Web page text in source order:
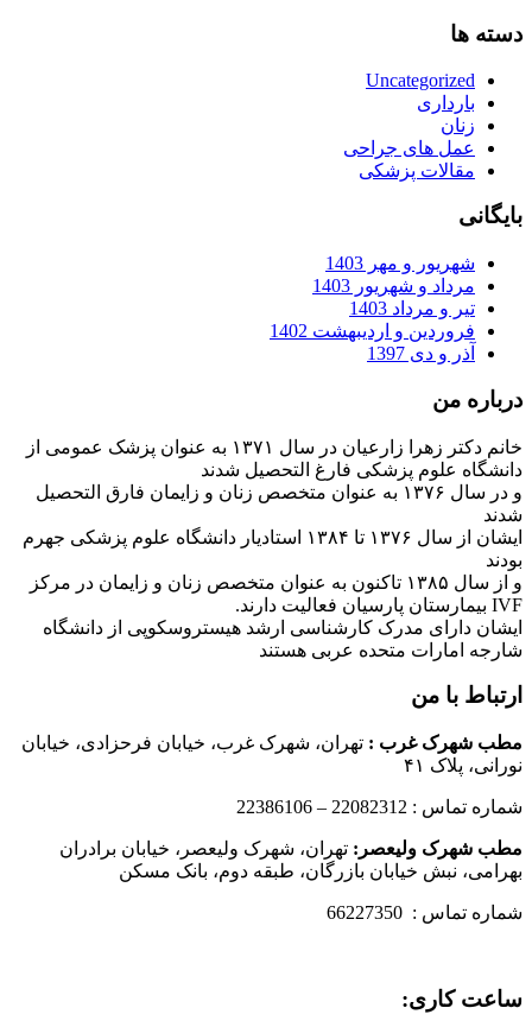
دسته ها
Uncategorized
بارداری
زنان
عمل های جراحی
مقالات پزشکی
بایگانی
شهریور و مهر 1403
مرداد و شهریور 1403
تیر و مرداد 1403
فروردین و اردیبهشت 1402
آذر و دی 1397
درباره من
خانم دکتر زهرا زارعیان در سال ۱۳۷۱ به عنوان پزشک عمومی از
دانشگاه علوم پزشکی فارغ التحصیل شدند
و در سال ۱۳۷۶ به عنوان متخصص زنان و زایمان فارق التحصیل
شدند
ایشان از سال ۱۳۷۶ تا ۱۳۸۴ استادیار دانشگاه علوم پزشکی جهرم
بودند
و از سال ۱۳۸۵ تاکنون به عنوان متخصص زنان و زایمان در مرکز
IVF بیمارستان پارسیان فعالیت دارند.
ایشان دارای مدرک کارشناسی ارشد هیستروسکوپی از دانشگاه
شارجه امارات متحده عربی هستند
ارتباط با من
مطب شهرک غرب : تهران، شهرک غرب، خیابان فرحزادی، خیابان
نورانی، پلاک ۴۱
شماره تماس : 22082312 – 22386106
مطب شهرک ولیعصر: تهران، شهرک ولیعصر، خیابان برادران
بهرامی، نبش خیابان بازرگان، طبقه دوم، بانک مسکن
شماره تماس : 66227350
ساعت کاری: